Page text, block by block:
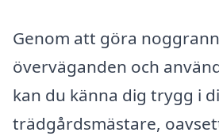
Genom att göra
överväganden och
kan du känna dig trygg i
trädgårdsmästare,